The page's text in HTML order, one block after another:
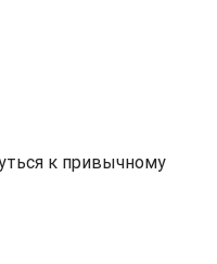
к привычному